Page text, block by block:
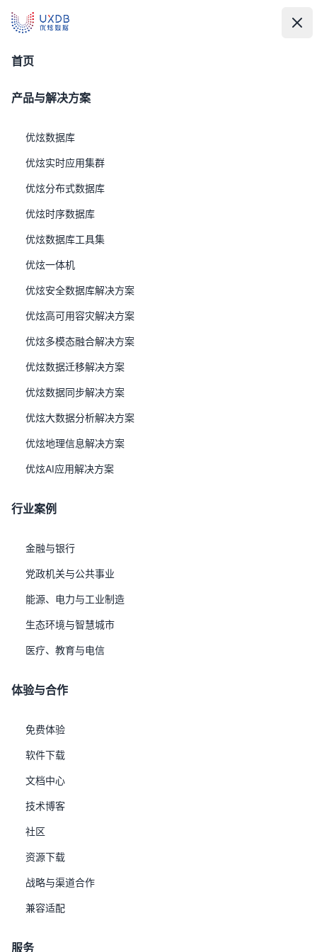
UXDB - 新一代全场景智能数据库
打
UXDB - 新一代全场景智能数据库
关
首页
产品与解决方案
优炫数据库
优炫实时应用集群
优炫分布式数据库
优炫时序数据库
优炫数据库工具集
优炫一体机
优炫安全数据库解决方案
优炫高可用容灾解决方案
优炫多模态融合解决方案
优炫数据迁移解决方案
优炫数据同步解决方案
优炫大数据分析解决方案
优炫地理信息解决方案
优炫AI应用解决方案
行业案例
金融与银行
党政机关与公共事业
能源、电力与工业制造
生态环境与智慧城市
医疗、教育与电信
体验与合作
免费体验
软件下载
文档中心
技术博客
社区
资源下载
战略与渠道合作
兼容适配
服务
BPM
工信部：UXDB 支撑政务流程标准化与数据
政务工程项目的建设与运维，包括内网门户、办公应用、市
场综合管理、行业数据统计分析等系统。原办公自动化系统
杂度提升，暴露出一系列问题： 审批流程僵化：原系统的
公文流转、请假报销、党建管理等流程硬编码
优炫一体机
优炫数据迁移解决方案
优炫AI应用解决方案